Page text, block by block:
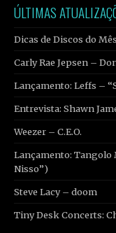
ÚLTIMAS
Dicas de Discos do
Carly Rae Jepsen –
Lançamento: Leffs –
Entrevista: Shawn
Weezer – C.E.O.
Lançamento: Tangolo
Nisso”)
Steve Lacy – doom
Tiny Desk Concerts: